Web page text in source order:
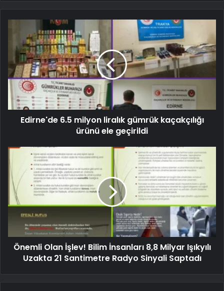
Edirne'de 6.5 milyon liralık gümrük kaçakçılığı
ürünü ele geçirildi
Önemli Olan İşlev! Bilim İnsanları 8,8 Milyar Işıkyılı
Uzakta 21 Santimetre Radyo Sinyali Saptadı